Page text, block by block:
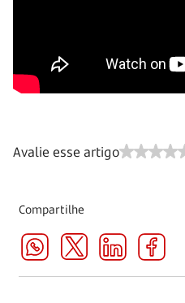
Avalie esse artigo
Compartilhe